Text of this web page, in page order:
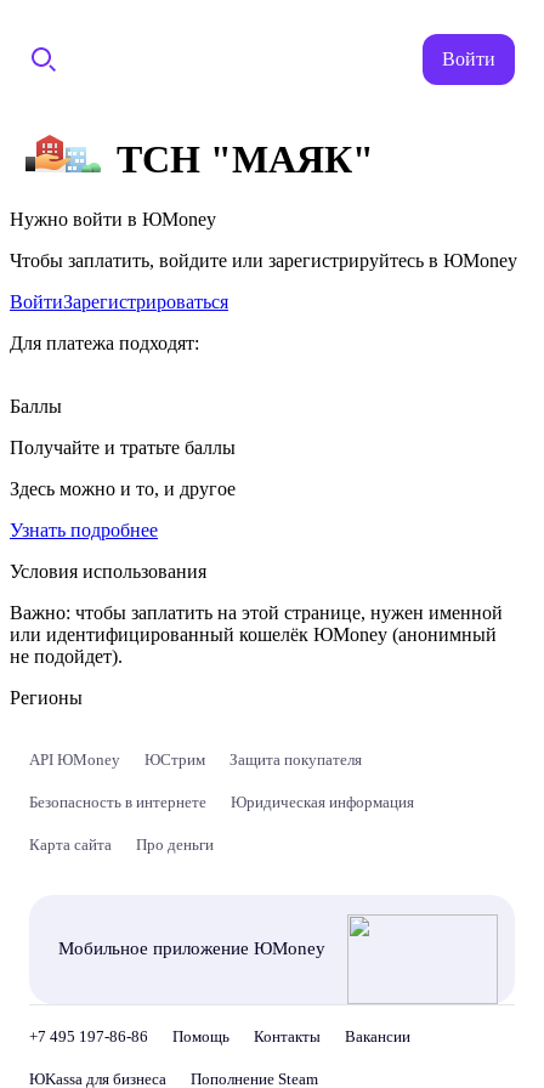
Войти
ТСН "МАЯК"
Нужно войти в ЮMoney
Чтобы заплатить, войдите или зарегистрируйтесь в ЮMoney
ВойтиЗарегистрироваться
Для платежа подходят:
Баллы
Получайте и тратьте баллы
Здесь можно и то, и другое
Узнать подробнее
Условия использования
Важно: чтобы заплатить на этой странице, нужен именной
или идентифицированный кошелёк ЮMoney (анонимный
не подойдет).
Регионы
API ЮMoney ЮСтрим Защита покупателя
Безопасность в интернете Юридическая информация
Карта сайта Про деньги
Мобильное приложение ЮMoney
+7 495 197-86-86 Помощь Контакты Вакансии
ЮKassa для бизнеса Пополнение Steam